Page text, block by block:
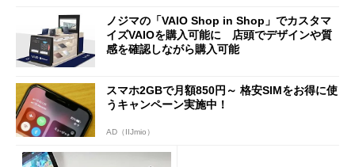
ノジマの「VAIO Shop in Shop」でカスタマ
イズVAIOを購入可能に 店頭でデザインや質
感を確認しながら購入可能
スマホ2GBで月額850円～ 格安SIMをお得に使
うキャンペーン実施中！
AD（IIJmio）